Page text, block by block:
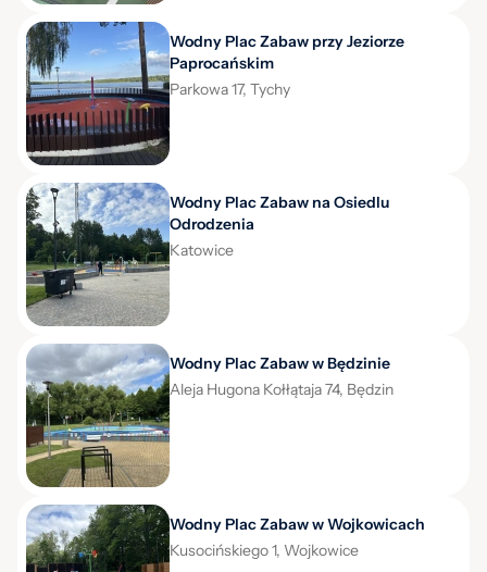
Wodny Plac Zabaw przy Jeziorze
Paprocańskim
Parkowa 17, Tychy
Wodny Plac Zabaw na Osiedlu
Odrodzenia
Katowice
Wodny Plac Zabaw w Będzinie
Aleja Hugona Kołłątaja 74, Będzin
Wodny Plac Zabaw w Wojkowicach
Kusocińskiego 1, Wojkowice